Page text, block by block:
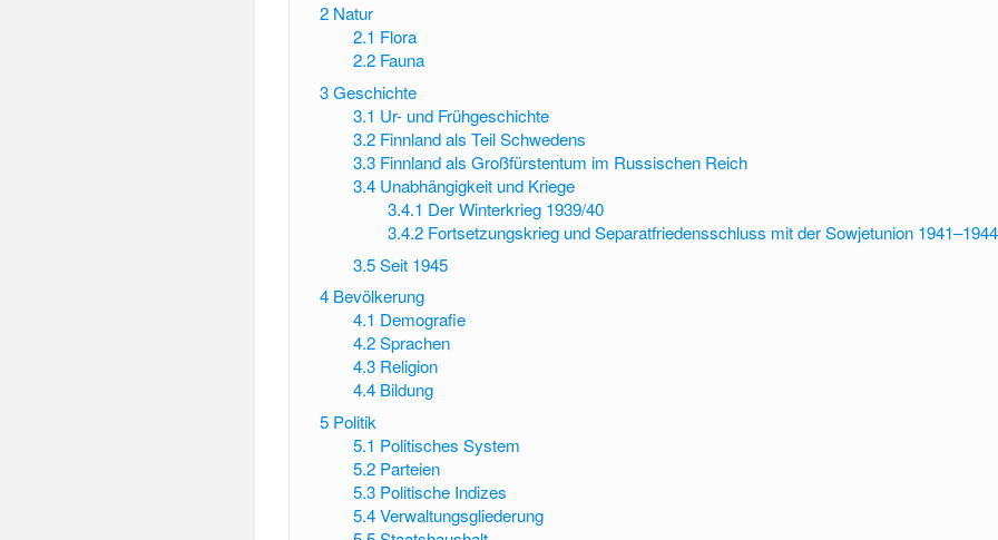
2 Natur
2.1 Flora
2.2 Fauna
3Geschichte
3.1 Ur- und Frühgeschichte
3.2 Finnland als Teil Schwedens
3.3 Finnland als Großfürstentum im Russischen Reich
3.4 Unabhängigkeit und Kriege
3.4.1 Der Winterkrieg 1939/40
3.4.2 Fortsetzungskrieg und Separatfriedensschluss mit der Sowjetunion 1941–1944
3.5 Seit 1945
4 Bevölkerung
4.1 Demografie
4.2 Sprachen
4.3 Religion
4.4 Bildung
5 Politik
5.1 Politisches System
5.2 Parteien
5.3 Politische Indizes
5.4 Verwaltungsgliederung